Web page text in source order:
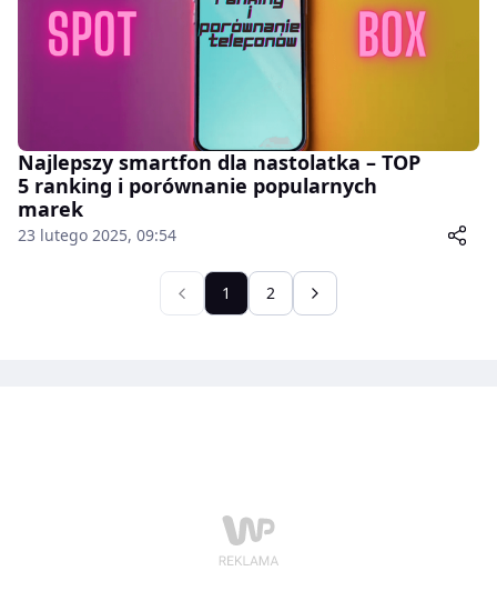
Najlepszy smartfon dla nastolatka – TOP
5 ranking i porównanie popularnych
marek
23 lutego 2025, 09:54
1 2